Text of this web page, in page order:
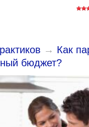
→ Как
бюджет?